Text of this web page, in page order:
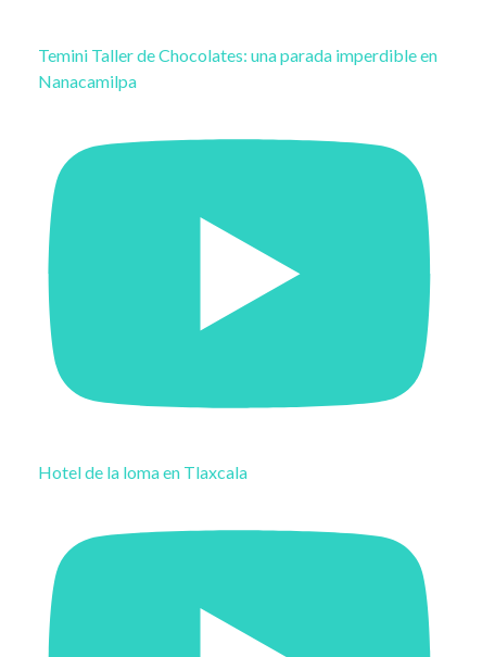
Temini Taller de Chocolates: una parada imperdible en
Nanacamilpa
Hotel de la loma en Tlaxcala